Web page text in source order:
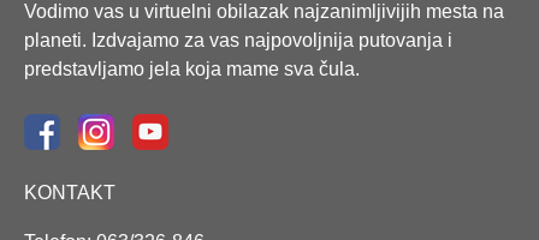
Vodimo vas u virtuelni obilazak najzanimljivijih mesta na
planeti. Izdvajamo za vas najpovoljnija putovanja i
predstavljamo jela koja mame sva čula.
KONTAKT